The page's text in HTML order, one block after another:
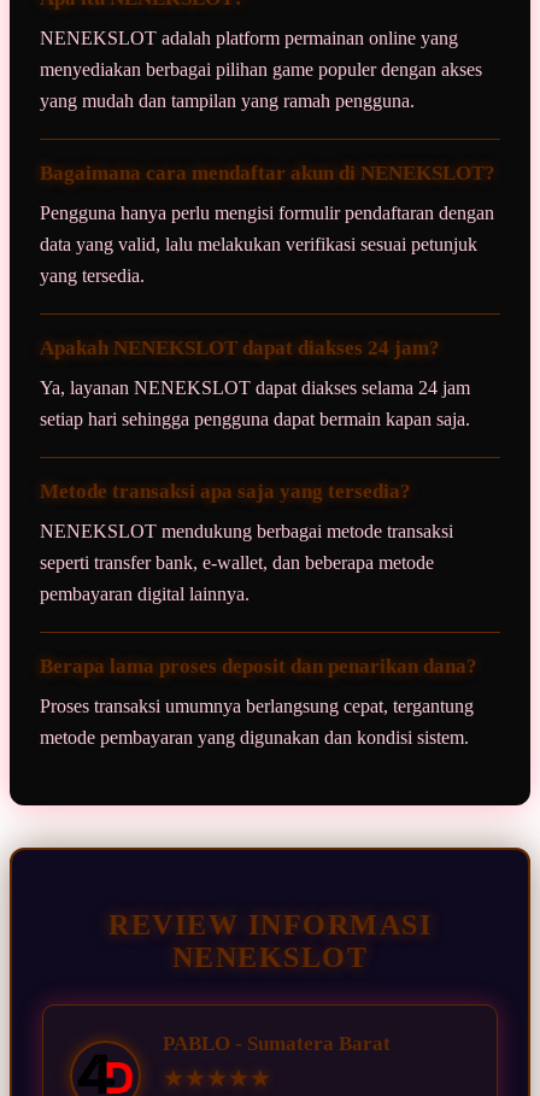
NENEKSLOT adalah platform permainan online yang
menyediakan berbagai pilihan game populer dengan akses
yang mudah dan tampilan yang ramah pengguna.
Bagaimana cara mendaftar akun di NENEKSLOT?
Pengguna hanya perlu mengisi formulir pendaftaran dengan
data yang valid, lalu melakukan verifikasi sesuai petunjuk
yang tersedia.
Apakah NENEKSLOT dapat diakses 24 jam?
Ya, layanan NENEKSLOT dapat diakses selama 24 jam
setiap hari sehingga pengguna dapat bermain kapan saja.
Metode transaksi apa saja yang tersedia?
NENEKSLOT mendukung berbagai metode transaksi
seperti transfer bank, e-wallet, dan beberapa metode
pembayaran digital lainnya.
Berapa lama proses deposit dan penarikan dana?
Proses transaksi umumnya berlangsung cepat, tergantung
metode pembayaran yang digunakan dan kondisi sistem.
REVIEW INFORMASI
NENEKSLOT
PABLO - Sumatera Barat
★★★★★